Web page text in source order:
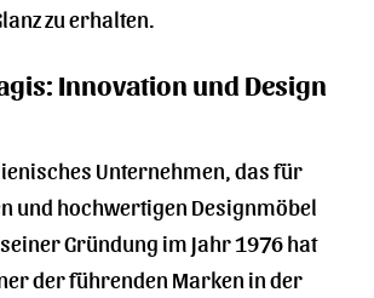
zu erhalten.
Innovation und Design
Unternehmen, das für
und hochwertigen Designmöbel
Gründung im Jahr 1976 hat
der führenden Marken in der